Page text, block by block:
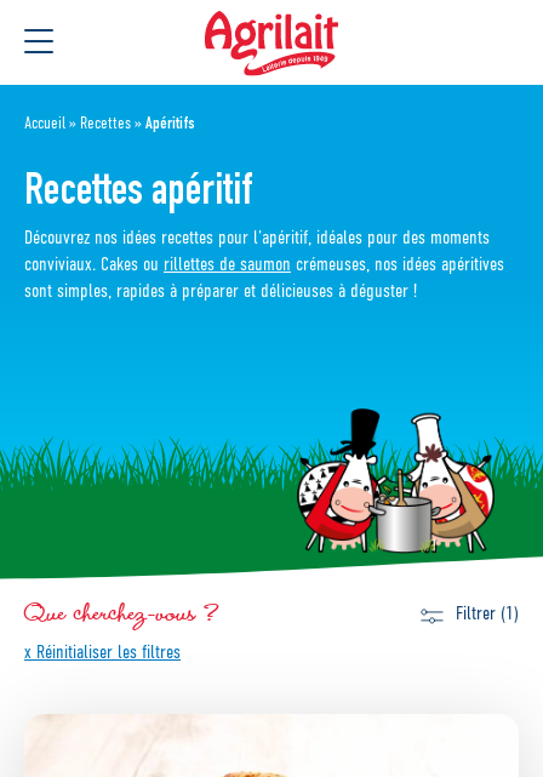
au
contenu
Accueil » Recettes»Apéritifs
Recettes apéritif
Découvrez nos idées recettes pour l’apéritif, idéales pour des moments
conviviaux. Cakes ou rillettes de saumon crémeuses, nos idées apéritives
sont simples, rapides à préparer et délicieuses à déguster !
Que cherchez-vous ?
Filtrer (1)
x Réinitialiser les filtres